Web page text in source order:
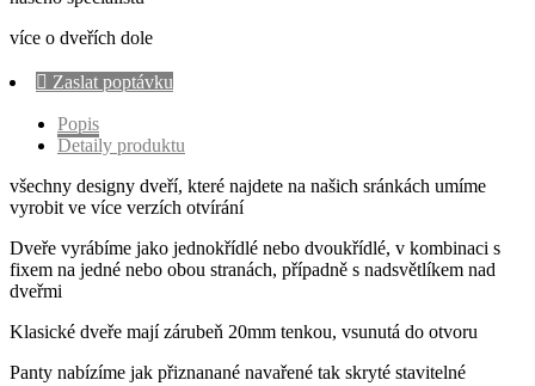
více o dveřích dole
 Zaslat poptávku
Popis
Detaily produktu
všechny designy dveří, které najdete na našich sránkách umíme
vyrobit ve více verzích otvírání
Dveře vyrábíme jako jednokřídlé nebo dvoukřídlé, v kombinaci s
fixem na jedné nebo obou stranách, případně s nadsvětlíkem nad
dveřmi
Klasické dveře mají zárubeň 20mm tenkou, vsunutá do otvoru
Panty nabízíme jak přiznanané navařené tak skryté stavitelné